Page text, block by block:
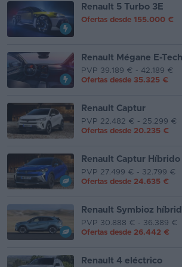
Favoritos
Concesionarios
Vender
coche
Blog
Ventas
de
coches
2026
Renault 5 Turbo 3E
Ofertas desde 155.000 €
Renault Mégane E-
PVP 39.189 € - 42.189 €
Ofertas desde 35.325 €
Renault Captur
PVP 22.482 € - 25.299 €
Ofertas desde 20.235 €
Renault Captur Híbrido
PVP 27.499 € - 32.799 €
Ofertas desde 24.635 €
Renault Symbioz
PVP 30.888 € - 36.389 €
Ofertas desde 26.442 €
Renault 4 eléctrico